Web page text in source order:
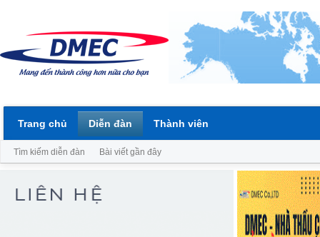
Trang chủ Diễn đàn
Tìm kiếm diễn đàn Bài viết gần đây
Thành viên